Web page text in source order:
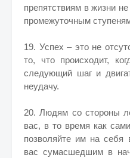
препятствиям в жизни
промежуточным
19. Успех – это не
то, что происходит,
следующий шаг и
неудачу.
20. Людям со стороны
вас, в то время как
позволяйте им на себя
вас сумасшедшим в